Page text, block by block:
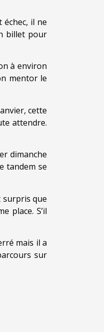
il ne
billet pour
à environ
mentor le
cette
attendre.
dimanche
tandem se
surpris que
place. S’il
mais il a
sur